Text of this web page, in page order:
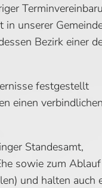
in unserer
Bezirk einer
festgestellt
einen
Standesamt,
sowie zum Ablauf
und halten auch